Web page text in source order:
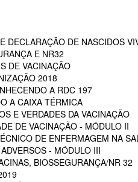
DECLARAÇÃO DE NASCIDOS
E NR32
DE VACINAÇÃO
2018
A RDC 197
A CAIXA TÉRMICA
E VERDADES DA VACINAÇÃO
DE VACINAÇÃO - MÓDULO II
DE ENFERMAGEM NA
- MÓDULO III
BIOSSEGURANÇA/NR 32